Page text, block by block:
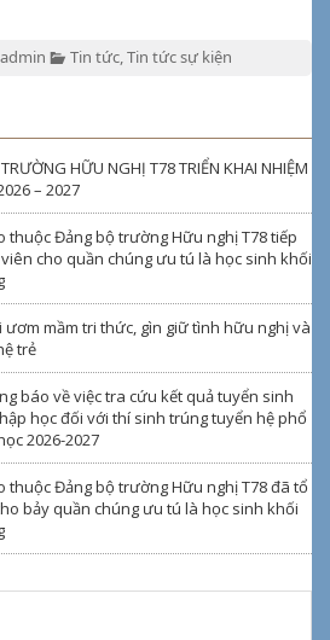
Tác
admin
Chuyên
Tin tức,Tin tức sự kiện
HỮU NGHỊ T78 TRIỂN KHAI NHIỆM
– 2027
thuộc Đảng bộ trường Hữu nghị T78 tiếp
cho quần chúng ưu tú là học sinh khối
ươm mầm tri thức, gìn giữ tình hữu nghị và
trẻ
báo về việc tra cứu kết quả tuyển sinh
học đối với thí sinh trúng tuyển hệ phổ
2026-2027
thuộc Đảng bộ trường Hữu nghị T78 đã tổ
bảy quần chúng ưu tú là học sinh khối